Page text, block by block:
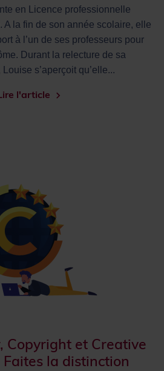
en Licence professionnelle
A la fin de son année scolaire, elle
à l’un de ses professeurs pour
Durant la relecture de sa
s’aperçoit qu’elle...
l'article
Copyright et Creative
Faites la distinction